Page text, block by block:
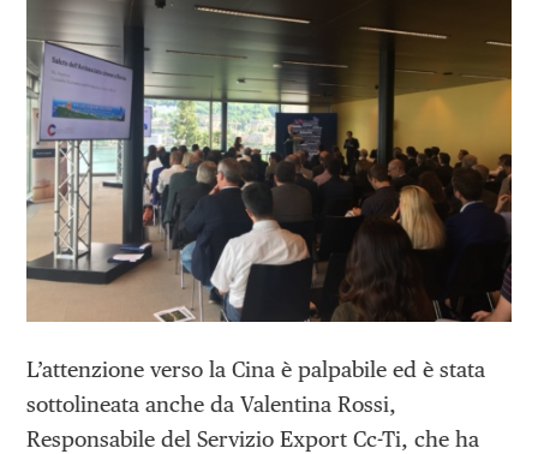
L’attenzione verso la Cina è palpabile ed è stata
sottolineata anche da Valentina Rossi,
Responsabile del Servizio Export Cc-Ti, che ha